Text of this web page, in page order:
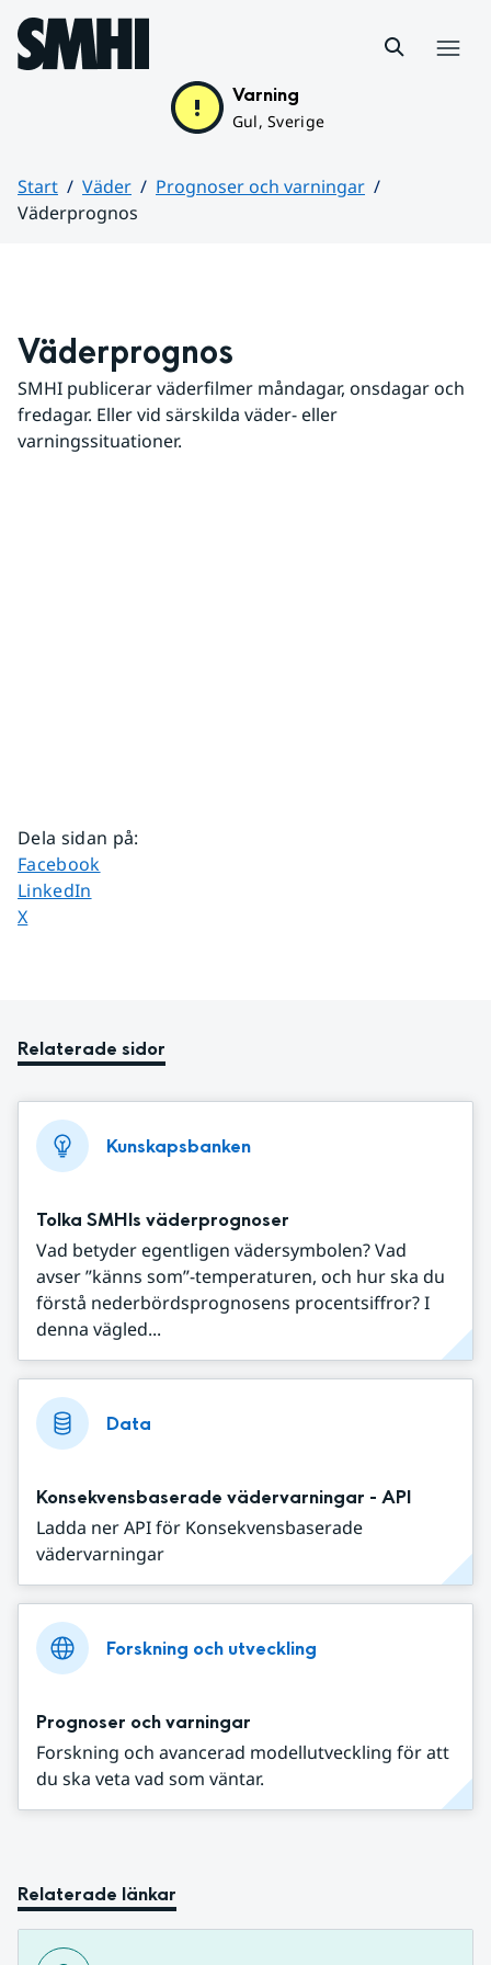
Hoppa till sidans innehåll
Varning
Gul, Sverige
Start Väder
Prognoser och varningar
Väderprognos
Väderprognos
SMHI publicerar väderfilmer måndagar, onsdagar och
fredagar. Eller vid särskilda väder- eller
varningssituationer.
Dela sidan på:
Dela sidan på
Facebook
Dela sidan på
LinkedIn
Dela sidan på
X
Relaterade sidor
Kunskapsbanken
Tolka SMHIs väderprognoser
Vad betyder egentligen vädersymbolen? Vad
avser ”känns som”-temperaturen, och hur ska du
förstå nederbördsprognosens procentsiffror? I
denna vägled...
Data
Konsekvensbaserade vädervarningar - API
Ladda ner API för Konsekvensbaserade
vädervarningar
Forskning och utveckling
Prognoser och varningar
Forskning och avancerad modellutveckling för att
du ska veta vad som väntar.
Relaterade länkar